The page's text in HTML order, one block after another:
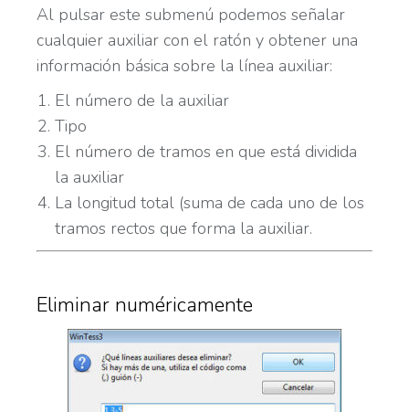
Al pulsar este submenú podemos señalar
cualquier auxiliar con el ratón y obtener una
información básica sobre la línea auxiliar:
El número de la auxiliar
Tipo
El número de tramos en que está dividida
la auxiliar
La longitud total (suma de cada uno de los
tramos rectos que forma la auxiliar.
Eliminar numéricamente